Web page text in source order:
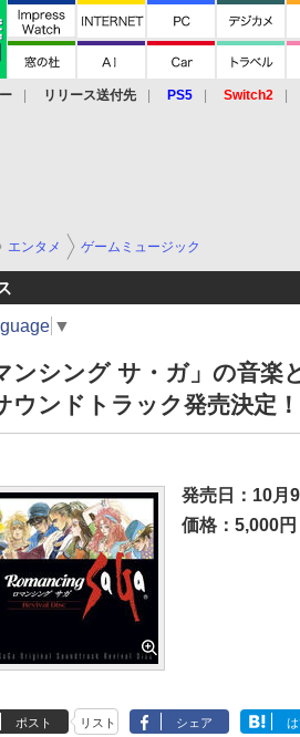
リリース送付先 PS5 Switch2
エンタメ ゲームミュージック
▼
ンシング サ・ガ」の音楽
ウンドトラック発売決定！
発売日：10月9
価格：5,000円
ポスト リスト シェア